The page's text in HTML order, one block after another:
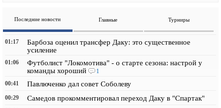
Последние новости Главные Турниры
01:17
Барбоза оценил трансфер Даку: это существенное
усиление
01:06
Футболист "Локомотива" - о старте сезона: настрой у
команды хороший
1
00:41
Павлюченко дал совет Соболеву
00:29 Самедов прокомментировал переход Даку в "Спартак"